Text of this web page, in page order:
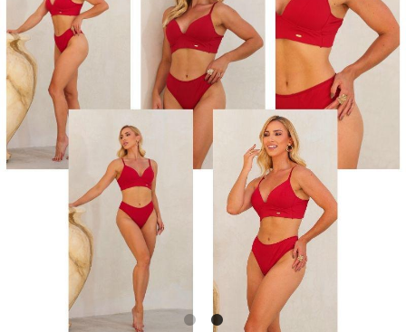
TOP
CINTAS
CONJUNTO DE LINGERIE SEM BOJO
FITNESS
MEIAS
PIJAMAS INFANTIL
PIJAMAS INVERNO
PIJAMAS VERÃO
TODOS DE PROMOÇÕES